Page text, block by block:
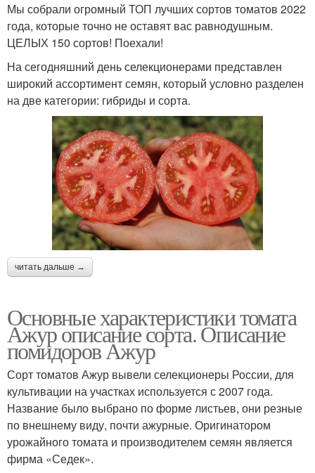
Мы собрали огромный ТОП лучших сортов томатов 2022
года, которые точно не оставят вас равнодушным.
ЦЕЛЫХ 150 сортов! Поехали!
На сегодняшний день селекционерами представлен
широкий ассортимент семян, который условно разделен
на две категории: гибриды и сорта.
читать дальше →
Основные характеристики томата
Ажур описание сорта. Описание
помидоров Ажур
Сорт томатов Ажур вывели селекционеры России, для
культивации на участках используется с 2007 года.
Название было выбрано по форме листьев, они резные
по внешнему виду, почти ажурные. Оригинатором
урожайного томата и производителем семян является
фирма «Седек».